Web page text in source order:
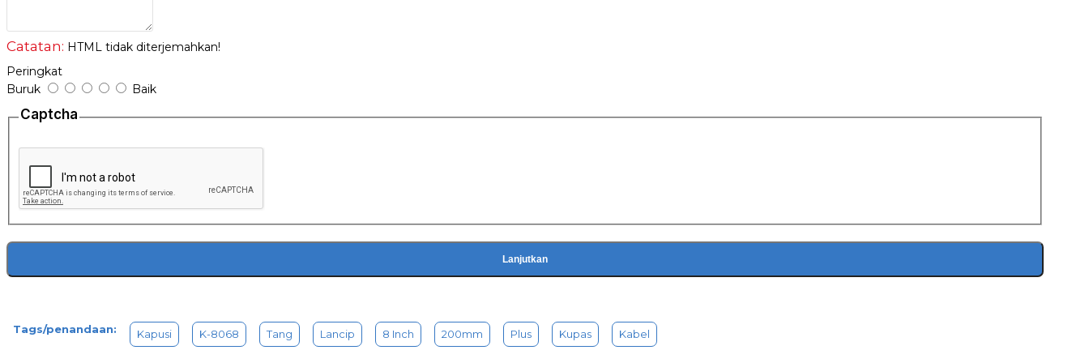
Catatan: HTML tidak diterjemahkan!
Peringkat
Buruk
Baik
Captcha
Lanjutkan
Tags/penandaan: Kapusi K-8068 Tang Lancip 8 Inch 200mm Plus Kupas Kabel